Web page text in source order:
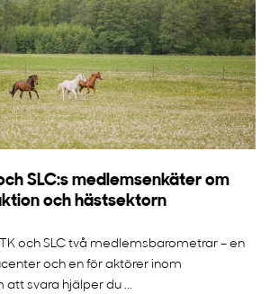
SLC:s medlemsenkäter om
och hästsektorn
och SLC två medlemsbarometrar – en
och en för aktörer inom
svara hjälper du ...